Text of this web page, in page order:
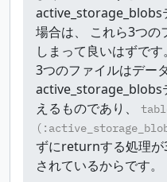
active_storage_blobs
場合は、 これら3つの
しまって良いはずで
3つのファイルはデー
active_storage_blobs
えるものであり、
ずにreturnする処理が
されているからです。